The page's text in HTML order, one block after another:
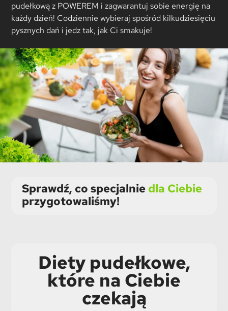
pudełkową z POWEREM i zagwarantuj sobie energię na
każdy dzień! Codziennie wybieraj spośród kilkudziesięciu
pysznych dań i jedz tak, jak Ci smakuje!
Sprawdź, co specjalnie dla Ciebie
przygotowaliśmy!
Diety pudełkowe,
które na Ciebie
czekają